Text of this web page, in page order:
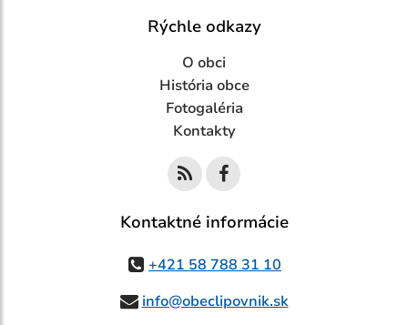
Rýchle odkazy
O obci
História obce
Fotogaléria
Kontakty
Kontaktné informácie
+421 58 788 31 10
info@obeclipovnik.sk